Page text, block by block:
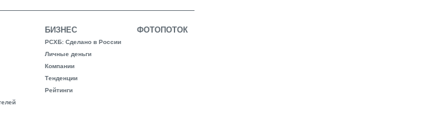
БИЗНЕС
РСХБ: Сделано в России
Личные деньги
Компании
Тенденции
Рейтинги
ФОТОПОТОК